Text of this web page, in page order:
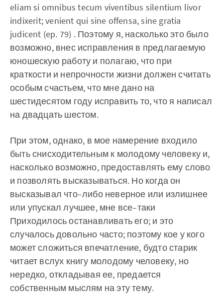
eliam si omnibus tecum viventibus silentium livor
indixerit; venient qui sine offensa, sine gratia
judicent (ep. 79) . Поэтому я, насколько это было
возможно, внес исправления в предлагаемую
юношескую работу и полагаю, что при
краткости и непрочности жизни должен считать
особым счастьем, что мне дано на
шестидесятом году исправить то, что я написал
на двадцать шестом.
При этом, однако, в мое намерение входило
быть снисходительным к молодому человеку и,
насколько возможно, предоставлять ему слово
и позволять высказываться. Но когда он
высказывал что–либо неверное или излишнее
или упускал лучшее, мне все–таки
Приходилось останавливать его; и это
случалось довольно часто; поэтому кое у кого
может сложиться впечатление, будто старик
читает вслух книгу молодому человеку, но
нередко, откладывая ее, предается
собственным мыслям на эту тему.